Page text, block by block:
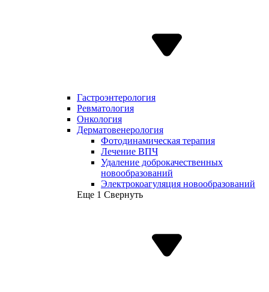
Гастроэнтерология
Ревматология
Онкология
Дерматовенерология
Фотодинамическая терапия
Лечение ВПЧ
Удаление доброкачественных
новообразований
Электрокоагуляция новообразований
Еще 1 Свернуть